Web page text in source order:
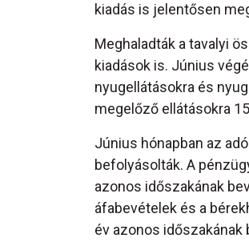
kiadás is jelentősen
Meghaladták a tavalyi
kiadások is. Június
nyugellátásokra és
megelőző ellátásokra
Június hónapban az
befolyásolták. A
azonos időszakának
áfabevételek és a
év azonos